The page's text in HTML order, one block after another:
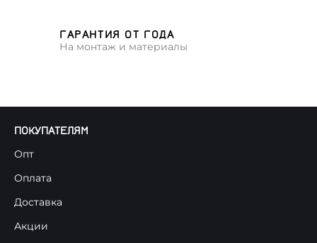
ГАРАНТИЯ ОТ ГОДА
На монтаж и материалы
ПОКУПАТЕЛЯМ
Опт
Оплата
Доставка
Акции